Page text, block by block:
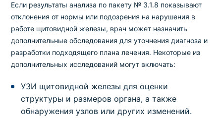
Если результаты анализа по пакету № 3.1.8 показывают
отклонения от нормы или подозрения на нарушения в
работе щитовидной железы, врач может назначить
дополнительные обследования для уточнения диагноза и
разработки подходящего плана лечения. Некоторые из
дополнительных исследований могут включать:
УЗИ щитовидной железы для оценки
структуры и размеров органа, а также
обнаружения узлов или других изменений.